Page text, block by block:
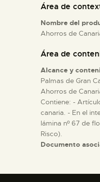
Área de
Nombre del
Ahorros de
Área de
Alcance y
Palmas de Gran
Ahorros de
Contiene: -
canaria. - En el
lámina nº 67 de
Risco).
Documento